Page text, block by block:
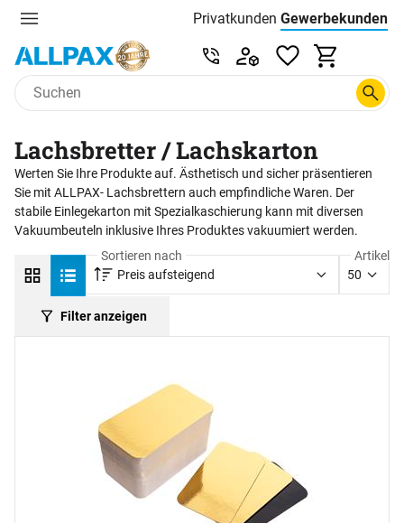
Menu Privatkunden Preisliste:
Gewerbekunden
Zum Hauptinhalt springen
Service & Beratung unter
Lachsbretter / Lachskarton
Werten Sie Ihre Produkte auf. Ästhetisch und sicher präsentieren
Sie mit ALLPAX- Lachsbrettern auch empfindliche Waren. Der
stabile Einlegekarton mit Spezialkaschierung kann mit diversen
Vakuumbeuteln inklusive Ihres Produktes vakuumiert werden.
Filter anzeigen
Sortieren nach
Preis aufsteigend
Artikel
50